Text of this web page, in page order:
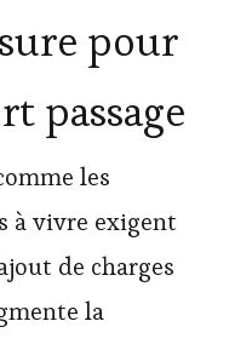
pour
passage
les
à vivre exigent
de charges
la